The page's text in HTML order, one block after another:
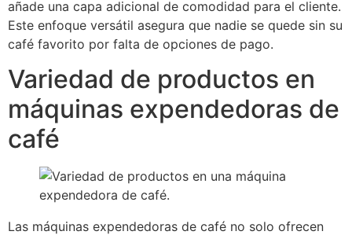
añade una capa adicional de comodidad para el cliente.
Este enfoque versátil asegura que nadie se quede sin su
café favorito por falta de opciones de pago.
Variedad de productos en
máquinas expendedoras de
café
Las máquinas expendedoras de café no solo ofrecen